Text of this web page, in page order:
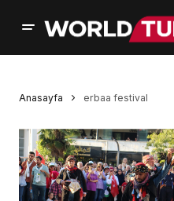
Anasayfa erbaa festival